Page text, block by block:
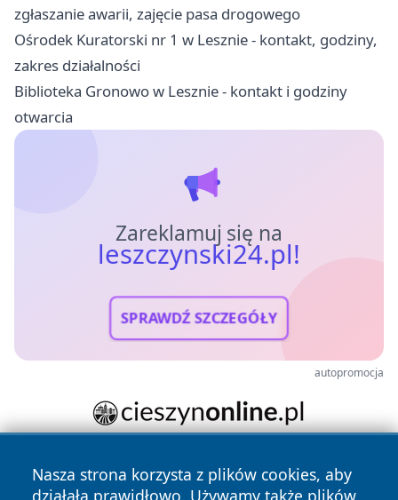
zgłaszanie awarii, zajęcie pasa drogowego
Ośrodek Kuratorski nr 1 w Lesznie - kontakt, godziny,
zakres działalności
Biblioteka Gronowo w Lesznie - kontakt i godziny
otwarcia
Zareklamuj się na
leszczynski24.pl!
SPRAWDŹ SZCZEGÓŁY
autopromocja
Nasza strona korzysta z plików cookies, aby
działała prawidłowo. Używamy także plików